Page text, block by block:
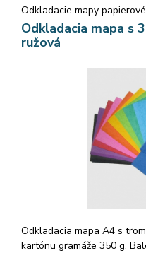
Odkladacie mapy papierové
Odkladacia mapa s
ružová
Odkladacia mapa A4 s
kartónu gramáže 350 g.